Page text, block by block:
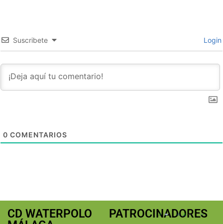
Suscribete Login
0 COMENTARIOS
CD WATERPOLO
PATROCINADORES